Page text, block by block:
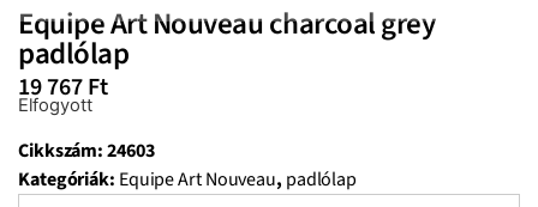
Equipe Art Nouveau charcoal grey
padlólap
19 767Ft
Elfogyott
Cikkszám:24603
Kategóriák: Equipe Art Nouveau, padlólap